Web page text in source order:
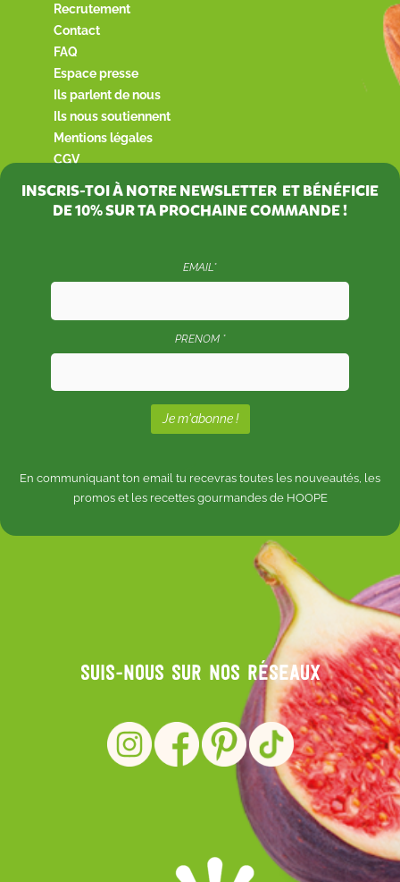
Recrutement
Contact
FAQ
Espace presse
Ils parlent de nous
Ils nous soutiennent
Mentions légales
CGV
INSCRIS-TOI À NOTRE NEWSLETTER ET BÉNÉFICIE
DE10%SUR TA PROCHAINE COMMANDE !
EMAIL*
PRENOM *
En communiquant ton email tu recevras toutes les nouveautés, les
promos et les recettes gourmandes de HOOPE
Suis-nous sur nos réseaux